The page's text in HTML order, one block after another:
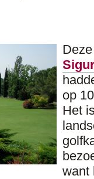
op
Het
want